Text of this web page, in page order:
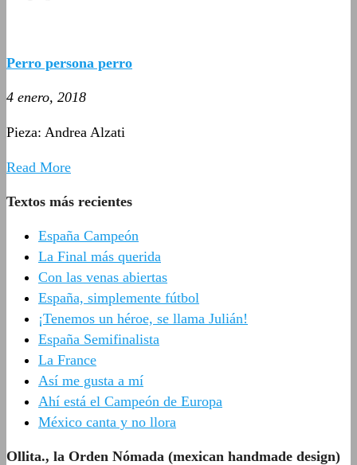
Perro persona perro
4 enero, 2018
Pieza: Andrea Alzati
Read More
Textos más recientes
España Campeón
La Final más querida
Con las venas abiertas
España, simplemente fútbol
¡Tenemos un héroe, se llama Julián!
España Semifinalista
La France
Así me gusta a mí
Ahí está el Campeón de Europa
México canta y no llora
Ollita., la Orden Nómada (mexican handmade design)